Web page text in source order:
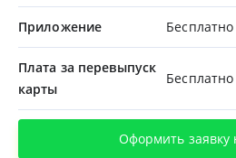
Приложение
Плата за перевыпуск
карты
Бесплатно
Оформить заявку